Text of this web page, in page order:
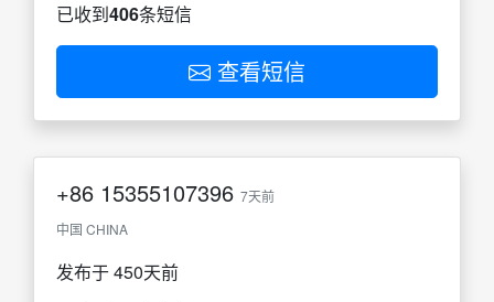
已收到406条短信
查看短信
+86 15355107396 7天前
中国 CHINA
发布于 450天前